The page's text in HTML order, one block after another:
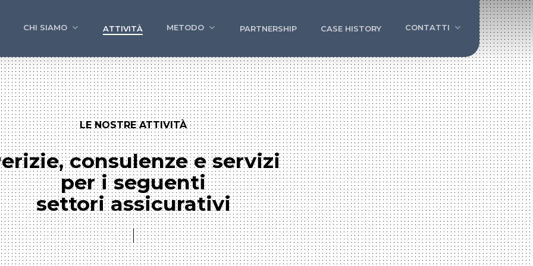
CHI SIAMO ATTIVITÀ METODO PARTNERSHIP CASE HISTORY CONTATTI
LE NOSTRE ATTIVITÀ
consulenze e servizi
per i seguenti
settori assicurativi